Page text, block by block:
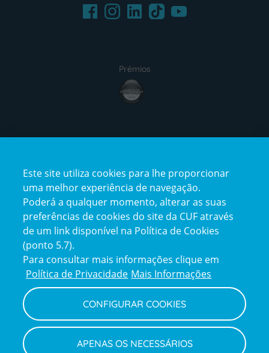
FacebookInstagramLinkedInTikTokYoutube
Prémios
award4
certification2certification3
Reclamações
e
elogios
Política de Privacidade e Cookies
Declaração de Acessibilidade
Este site utiliza cookies para lhe proporcionar
uma melhor experiência de navegação.
Poderá a qualquer momento, alterar as suas
preferências de cookies do site da CUF através
de um link disponível na Política de Cookies
(ponto 5.7).
Para consultar mais informações clique em
Política de Privacidade Mais Informações
CONFIGURAR COOKIES
APENAS OS NECESSÁRIOS